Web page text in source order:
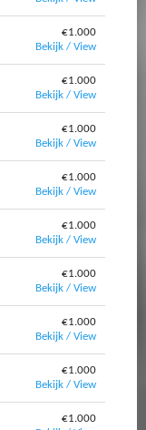
€1.000
Bekijk / View
€1.000
Bekijk / View
€1.000
Bekijk / View
€1.000
Bekijk / View
€1.000
Bekijk / View
€1.000
Bekijk / View
€1.000
Bekijk / View
€1.000
Bekijk / View
€1.000